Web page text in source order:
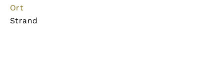
Ort
Strand